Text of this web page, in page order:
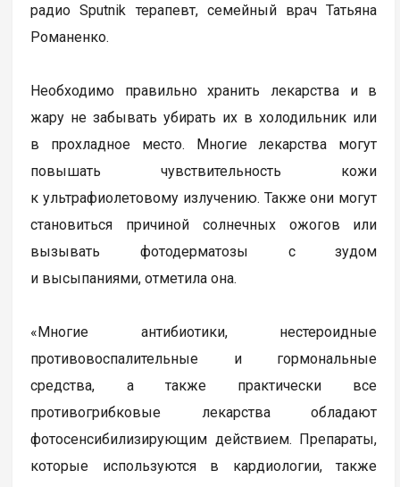
радио Sputnik терапевт, семейный врач Татьяна
Романенко.
Необходимо правильно хранить лекарства и в
жару не забывать убирать их в холодильник или
в прохладное место. Многие лекарства могут
повышать чувствительность кожи
к ультрафиолетовому излучению. Также они могут
становиться причиной солнечных ожогов или
вызывать фотодерматозы с зудом
и высыпаниями, отметила она.
«Многие антибиотики, нестероидные
противовоспалительные и гормональные
средства, а также практически все
противогрибковые лекарства обладают
фотосенсибилизирующим действием. Препараты,
которые используются в кардиологии, также